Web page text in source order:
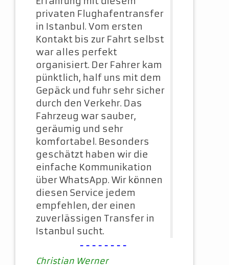
privaten Flughafentransfer
in Istanbul. Vom ersten
Kontakt bis zur Fahrt selbst
war alles perfekt
organisiert. Der Fahrer kam
pünktlich, half uns mit dem
Gepäck und fuhr sehr sicher
durch den Verkehr. Das
Fahrzeug war sauber,
geräumig und sehr
komfortabel. Besonders
geschätzt haben wir die
einfache Kommunikation
über WhatsApp. Wir können
diesen Service jedem
empfehlen, der einen
zuverlässigen Transfer in
Istanbul sucht.
--------
Christian Werner